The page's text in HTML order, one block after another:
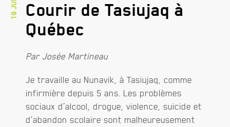
DEMI-MARATHON DE LÉVIS PROMUTUEL ASSURANCE
TRAIL COUREUR DES BOIS DE DUCHESNAY PRÉSENTÉ
PAR HOKA
DÉFI DES ESCALIERS FIZZ
Courir de Tasiujaq à
Québec
Par Josée Martineau
Je travaille au Nunavik, à Tasiujaq, comme
infirmière depuis 5 ans. Les problèmes
sociaux d’alcool, drogue, violence, suicide et
d’abandon scolaire sont malheureusement